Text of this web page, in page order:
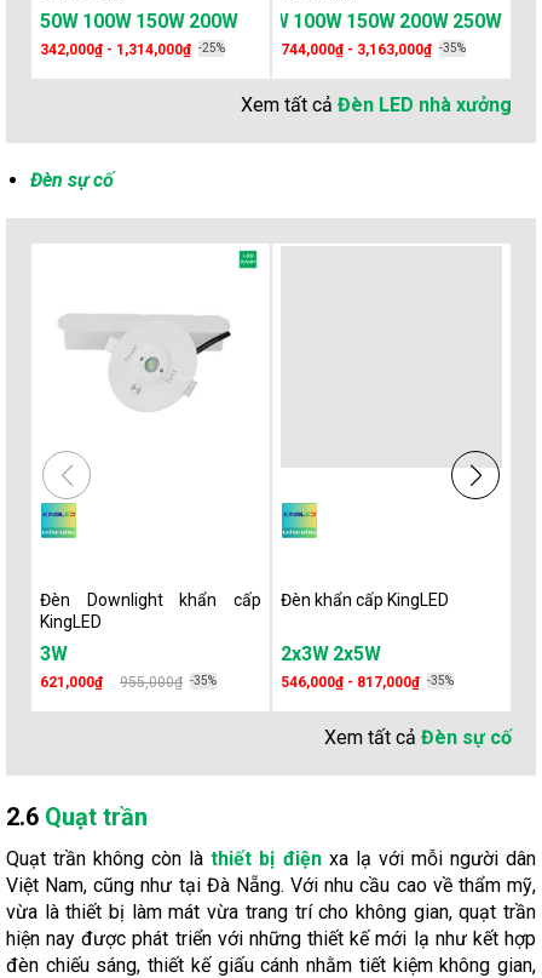
50W 100W 150W 200W
342,000₫ - 1,314,000₫ -25%
50W100W150W200W250W
744,000₫ - 3,163,000₫ -35%
Xem tất cả Đèn LED nhà xưởng
Đèn sự cố
Đèn Downlight khẩn cấp
KingLED
3W
621,000₫ 955,000₫ -35%
Đèn khẩn cấp KingLED
2x3W 2x5W
546,000₫ - 817,000₫ -35%
Xem tất cả Đèn sự cố
2.6 Quạt trần
Quạt trần không còn làthiết bị điệnxa lạ với mỗi người dân
Việt Nam, cũng như tại Đà Nẵng. Với nhu cầu cao về thẩm mỹ,
vừa là thiết bị làm mát vừa trang trí cho không gian, quạt trần
hiện nay được phát triển với những thiết kế mới lạ như kết hợp
đèn chiếu sáng, thiết kế giấu cánh nhằm tiết kiệm không gian,